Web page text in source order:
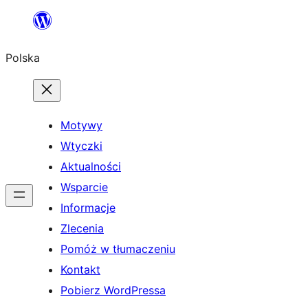
Przejdź
treści
Polska
Motywy
Wtyczki
Aktualności
Wsparcie
Informacje
Zlecenia
Pomóż w tłumaczeniu
Kontakt
Pobierz WordPressa